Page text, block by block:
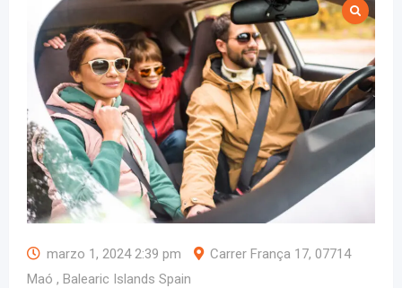
marzo 1, 2024 2:39 pm
Carrer França 17, 07714
Maó , Balearic Islands Spain